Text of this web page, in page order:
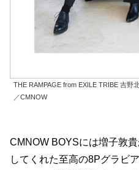
THE RAMPAGE from EXILE TRIBE 吉野
／CMNOW
CMNOW BOYSには増子敦
してくれた至高の8Pグラビ